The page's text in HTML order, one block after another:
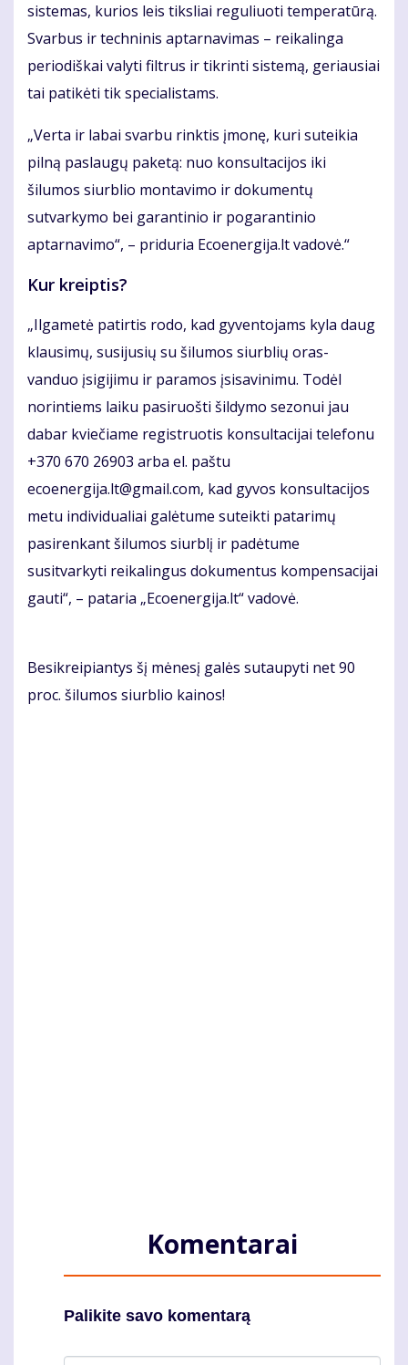
sistemas, kurios leis tiksliai reguliuoti temperatūrą.
Svarbus ir techninis aptarnavimas – reikalinga
periodiškai valyti filtrus ir tikrinti sistemą, geriausiai
tai patikėti tik specialistams.
„Verta ir labai svarbu rinktis įmonę, kuri suteikia
pilną paslaugų paketą: nuo konsultacijos iki
šilumos siurblio montavimo ir dokumentų
sutvarkymo bei garantinio ir pogarantinio
aptarnavimo“, – priduria Ecoenergija.lt vadovė.“
Kur kreiptis?
„Ilgametė patirtis rodo, kad gyventojams kyla daug
klausimų, susijusių su šilumos siurblių oras-
vanduo įsigijimu ir paramos įsisavinimu. Todėl
norintiems laiku pasiruošti šildymo sezonui jau
dabar kviečiame registruotis konsultacijai telefonu
+370 670 26903 arba el. paštu
ecoenergija.lt@gmail.com, kad gyvos konsultacijos
metu individualiai galėtume suteikti patarimų
pasirenkant šilumos siurblį ir padėtume
susitvarkyti reikalingus dokumentus kompensacijai
gauti“, – pataria „Ecoenergija.lt“ vadovė.
Besikreipiantys šį mėnesį galės sutaupyti net 90
proc. šilumos siurblio kainos!
Komentarai
Palikite savo komentarą